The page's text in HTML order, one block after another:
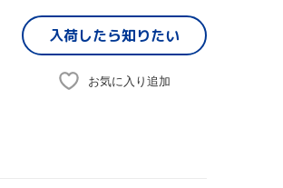
入荷したら知りたい
お気に入り追加